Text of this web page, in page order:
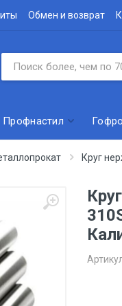
Обмен и возврат
Профнастил
Круг